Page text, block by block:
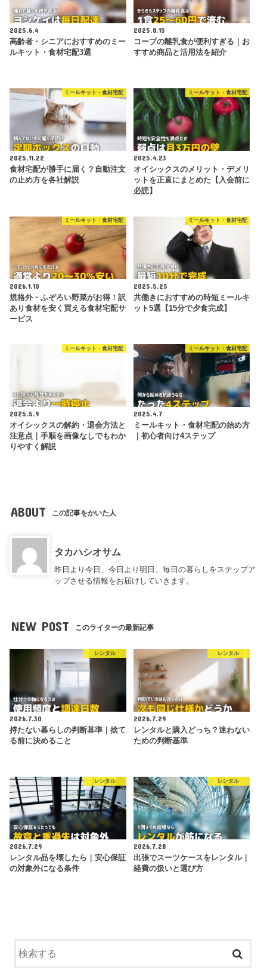
2025.6.4
高齢者・シニアにおすすめのミー
ルキット・食材宅配3選
2025.8.15
コープの離乳食が便利すぎる｜お
すすめ商品と活用法を紹介
ミールキット・食材宅配
2025.11.22
食材宅配が勝手に届く？自動注文
の止め方を各社解説
ミールキット・食材宅配
2025.4.23
オイシックスのメリット・デメリ
ットを正直にまとめた【入会前に
必読】
ミールキット・食材宅配
2026.1.10
規格外・ふぞろい野菜がお得！訳
あり食材を安く買える食材宅配サ
ービス
ミールキット・食材宅配
2025.5.25
共働きにおすすめの時短ミールキ
ット5選【15分で夕食完成】
ミールキット・食材宅配
2025.5.9
オイシックスの解約・退会方法と
注意点｜手順を画像なしでもわか
りやすく解説
ミールキット・食材宅配
2025.4.7
ミールキット・食材宅配の始め方
｜初心者向け4ステップ
ABOUT この記事をかいた人
タカハシオサム
昨日より今日、今日より明日、毎日の暮らしをステップア
ップさせる情報をお届けしていきます。
NEW POST このライターの最新記事
レンタル
2026.7.30
持たない暮らしの判断基準｜捨て
る前に決めること
レンタル
2026.7.29
レンタルと購入どっち？迷わない
ための判断基準
レンタル
2026.7.29
レンタル品を壊したら｜安心保証
の対象外になる条件
レンタル
2026.7.28
出張でスーツケースをレンタル｜
経費の扱いと選び方